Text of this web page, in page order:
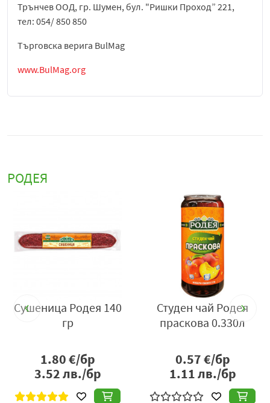
Трънчев ООД, гр. Шумен, бул. "Ришки Проход” 221,
тел: 054/ 850 850
Търговска верига BulMag
www.BulMag.org
РОДЕЯ
Сушеница Родея 140
гр
1.80€/бр
3.52лв./бр
Студен чай Родея
праскова 0.330л
0.57€/бр
1.11лв./бр